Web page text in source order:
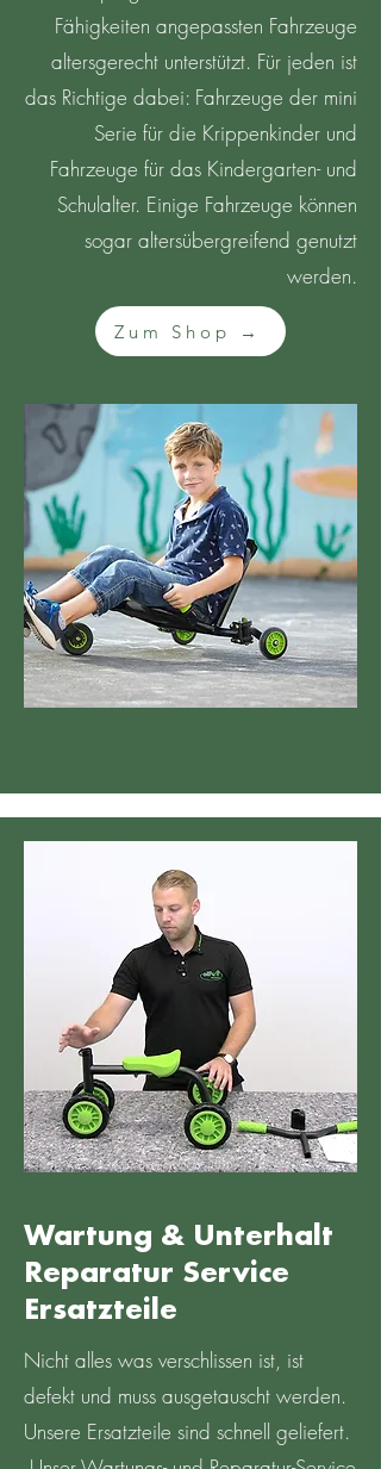
Fähigkeiten angepassten Fahrzeuge
altersgerecht unterstützt. Für jeden ist
das Richtige dabei: Fahrzeuge der mini
Serie für die Krippenkinder und
Fahrzeuge für das Kindergarten- und
Schulalter. Einige Fahrzeuge können
sogar altersübergreifend genutzt
werden.
Zum Shop →
Wartung & Unterhalt
Reparatur Service
Ersatzteile
Nicht alles was verschlissen ist, ist
defekt und muss ausgetauscht werden.
Unsere Ersatzteile sind schnell geliefert.